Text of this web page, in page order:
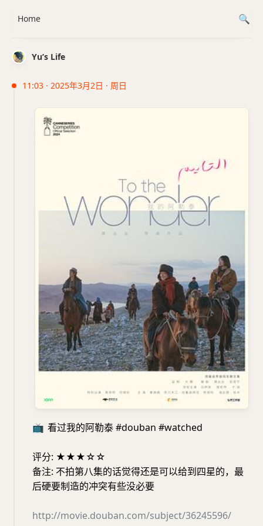
Yu’s Life
11:03 · 2025年3月2日 · 周日
📺 看过我的阿勒泰 #douban #watched
评分: ★★★☆☆
备注: 不拍第八集的话觉得还是可以给到四星的，最
后硬要制造的冲突有些没必要
http://movie.douban.com/subject/36245596/
Home